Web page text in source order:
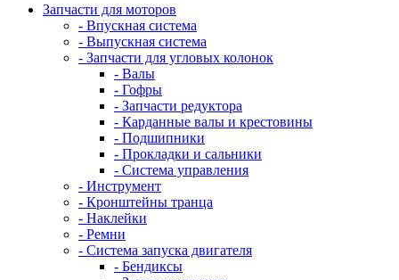
Запчасти для моторов
- Впускная система
- Выпускная система
- Запчасти для угловых колонок
- Валы
- Гофры
- Запчасти редуктора
- Карданные валы и крестовины
- Подшипники
- Прокладки и сальники
- Система управления
- Инструмент
- Кронштейны транца
- Наклейки
- Ремни
- Система запуска двигателя
- Бендиксы